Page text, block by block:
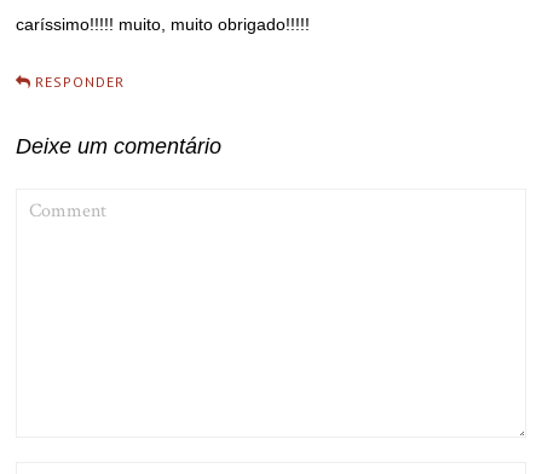
caríssimo!!!!! muito, muito obrigado!!!!!
RESPONDER
Deixe um comentário